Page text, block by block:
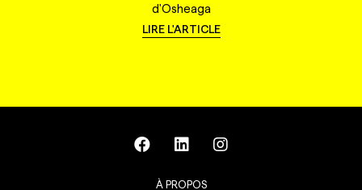
d'Osheaga
LIRE L'ARTICLE
À PROPOS